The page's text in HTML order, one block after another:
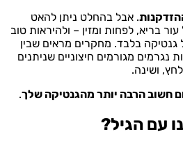
. אבל בהחלט ניתן להאט
בריא, לפחות ומזין – ולהיראות טוב
גנטיקה בלבד. מחקרים מראים שבין
הזדקנות נגרמים מגורמים חיצוניים שניתנים
ושינה.
חשוב הרבה יותר מהגנטיקה שלך.
עם הגיל?